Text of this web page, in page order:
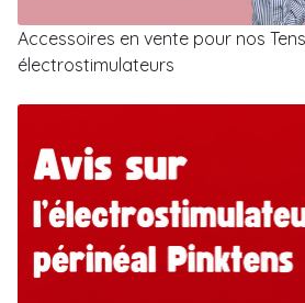
Accessoires en vente pour nos
électrostimulateurs